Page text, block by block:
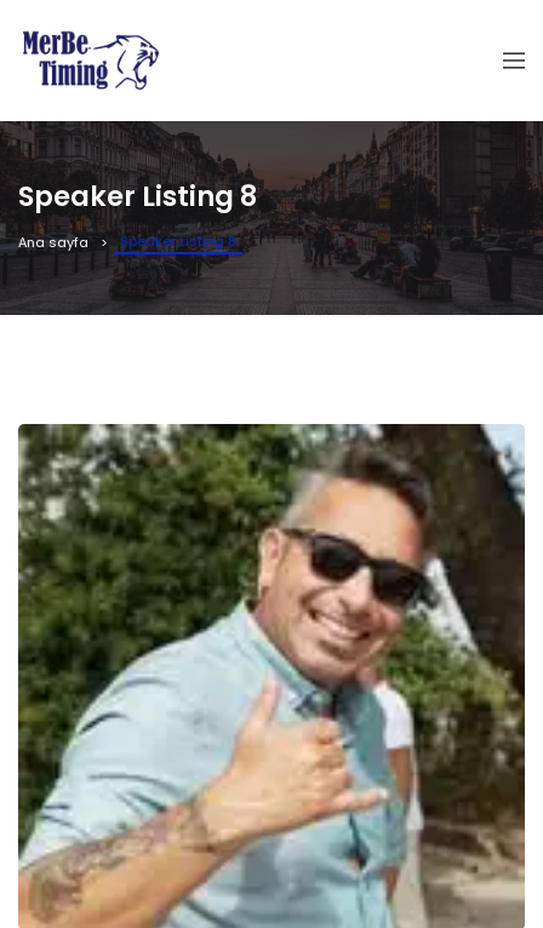
Speaker Listing 8
Ana sayfa Speaker Listing 8